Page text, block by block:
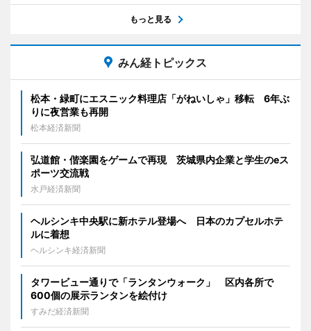
もっと見る
みん経トピックス
松本・緑町にエスニック料理店「がねいしゃ」移転 6年ぶ
りに夜営業も再開
松本経済新聞
弘道館・偕楽園をゲームで再現 茨城県内企業と学生のeス
ポーツ交流戦
水戸経済新聞
ヘルシンキ中央駅に新ホテル登場へ 日本のカプセルホテ
ルに着想
ヘルシンキ経済新聞
タワービュー通りで「ランタンウォーク」 区内各所で
600個の展示ランタンを絵付け
すみだ経済新聞